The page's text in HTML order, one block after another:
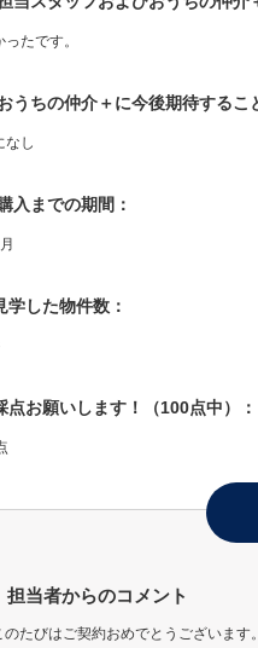
ったです。
うちの仲介＋に今後期待するこ
なし
入までの期間：
学した物件数：
点お願いします！（100点中）：
担当者からのコメント
のたびはご契約おめでとうございます。